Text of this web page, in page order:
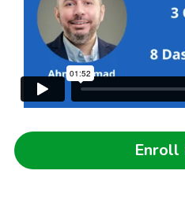
Enroll